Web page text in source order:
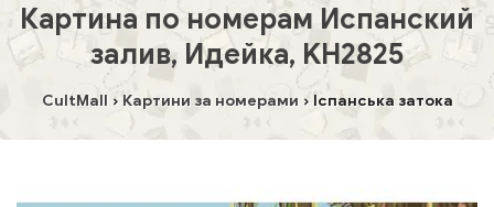
Картина по номерам Испанский
залив, Идейка, KH2825
CultMall Картини за номерами Іспанська затока